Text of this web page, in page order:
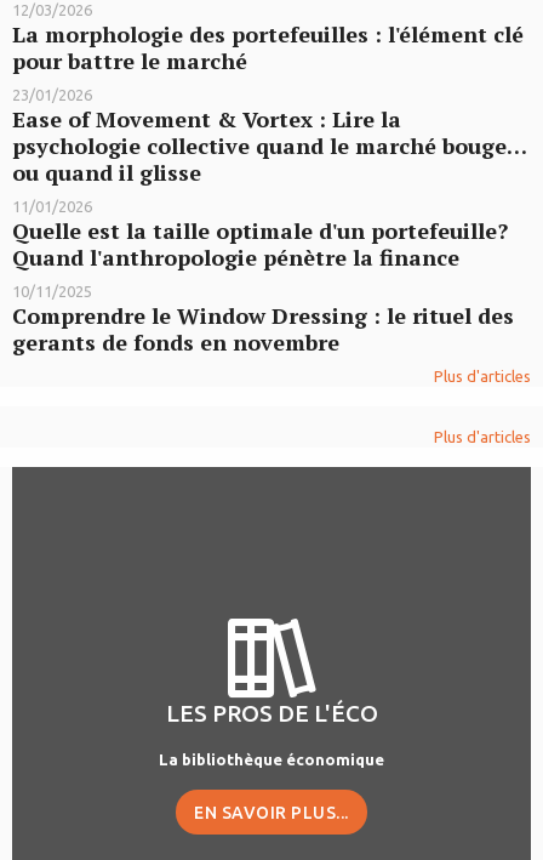
12/03/2026
La morphologie des portefeuilles : l'élément clé
pour battre le marché
23/01/2026
Ease of Movement & Vortex : Lire la
psychologie collective quand le marché bouge…
ou quand il glisse
11/01/2026
Quelle est la taille optimale d'un portefeuille?
Quand l'anthropologie pénètre la finance
10/11/2025
Comprendre le Window Dressing : le rituel des
gerants de fonds en novembre
Plus d'articles
Plus d'articles
LES PROS DE L'ÉCO
La bibliothèque économique
EN SAVOIR PLUS...